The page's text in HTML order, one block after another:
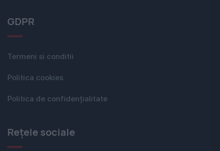
GDPR
Termeni si conditii
Politica cookies
Politica de confidențialitate
Rețele sociale